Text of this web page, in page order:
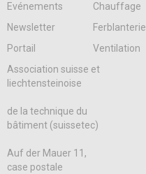
Evénements
Chauffage
Newsletter
Ferblanterie
Portail
Ventilation
Association suisse et
liechtensteinoise
de la technique du
bâtiment (suissetec)
Auf der Mauer 11,
case postale